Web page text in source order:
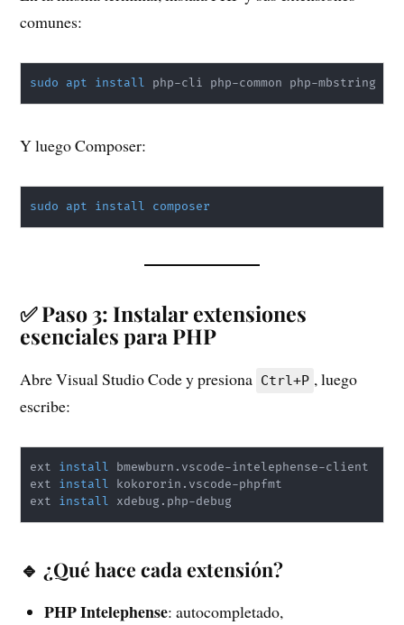
comunes:
sudo apt install php-cli php-common php-mbstring
Y luego Composer:
sudo apt install composer
✅ Paso 3: Instalar extensiones
esenciales para PHP
Abre Visual Studio Code y presiona Ctrl+P , luego
escribe:
ext install bmewburn.vscode-intelephense-client
ext install kokororin.vscode-phpfmt
ext install
🔹 ¿Qué hace cada extensión?
PHP Intelephense: autocompletado,